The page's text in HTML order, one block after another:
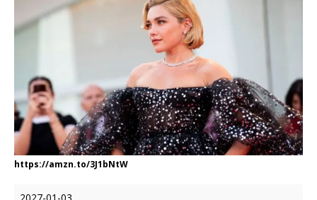
https://amzn.to/3J1bNtW